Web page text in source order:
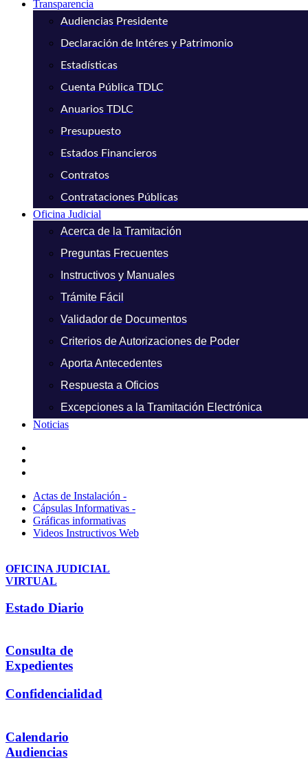
Transparencia
Audiencias Presidente
Declaración de Intéres y Patrimonio
Estadísticas
Cuenta Pública TDLC
Anuarios TDLC
Presupuesto
Estados Financieros
Contratos
Contrataciones Públicas
Oficina Judicial
Acerca de la Tramitación
Preguntas Frecuentes
Instructivos y Manuales
Trámite Fácil
Validador de Documentos
Criterios de Autorizaciones de Poder
Aporta Antecedentes
Respuesta a Oficios
Excepciones a la Tramitación Electrónica
Noticias
Actas de Instalación -
Cápsulas Informativas -
Gráficas informativas
Videos Instructivos Web
OFICINA JUDICIAL
VIRTUAL
Estado Diario
Consulta de
Expedientes
Confidencialidad
Calendario
Audiencias